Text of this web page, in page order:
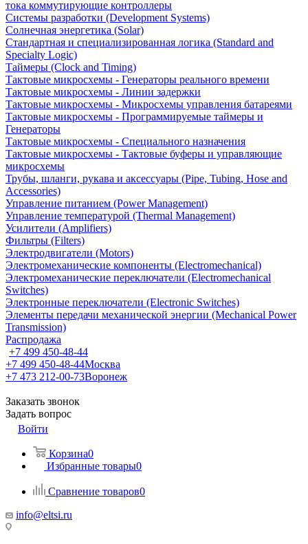
тока коммутирующие контроллеры
Системы разработки (Development Systems)
Солнечная энергетика (Solar)
Стандартная и специализированная логика (Standard and
Specialty Logic)
Таймеры (Clock and Timing)
Тактовые микросхемы - Генераторы реального времени
Тактовые микросхемы - Линии задержки
Тактовые микросхемы - Микросхемы управления батареями
Тактовые микросхемы - Программируемые таймеры и
Генераторы
Тактовые микросхемы - Специального назначения
Тактовые микросхемы - Тактовые буферы и управляющие
микросхемы
Трубы, шланги, рукава и аксессуары (Pipe, Tubing, Hose and
Accessories)
Управление питанием (Power Management)
Управление температурой (Thermal Management)
Усилители (Amplifiers)
Фильтры (Filters)
Электродвигатели (Motors)
Электромеханические компоненты (Electromechanical)
Электромеханические переключатели (Electromechanical
Switches)
Электронные переключатели (Electronic Switches)
Элементы передачи механической энергии (Mechanical Power
Transmission)
Распродажа
+7 499 450-48-44
+7 499 450-48-44Москва
+7 473 212-00-73Воронеж
Заказать звонок
Задать вопрос
Войти
Корзина0
Избранные товары0
Сравнение товаров0
info@eltsi.ru